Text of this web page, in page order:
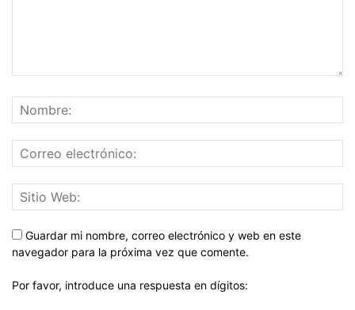
Guardar mi nombre, correo electrónico y web en este
navegador para la próxima vez que comente.
Por favor, introduce una respuesta en dígitos: